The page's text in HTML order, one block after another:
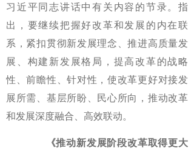
习近平同志讲话中有关内容的节录。指
出，要继续把握好改革和发展的内在联
系，紧扣贯彻新发展理念、推进高质量发
展、构建新发展格局，提高改革的战略
性、前瞻性、针对性，使改革更好对接发
展所需、基层所盼、民心所向，推动改革
和发展深度融合、高效联动。
《推动新发展阶段改革取得更大